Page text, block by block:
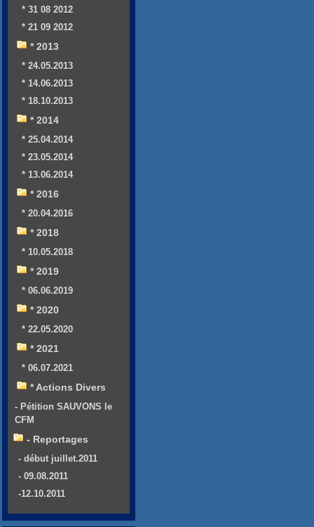
* 31 08 2012
* 21 09 2012
* 2013
* 24.05.2013
* 14.06.2013
* 18.10.2013
* 2014
* 25.04.2014
* 23.05.2014
* 13.06.2014
* 2016
* 20.04.2016
* 2018
* 10.05.2018
* 2019
* 06.06.2019
* 2020
* 22.05.2020
* 2021
* 06.07.2021
* Actions Divers
- Pétition SAUVONS le
CFM
- Reportages
- début juillet.2011
- 09.08.2011
-12.10.2011